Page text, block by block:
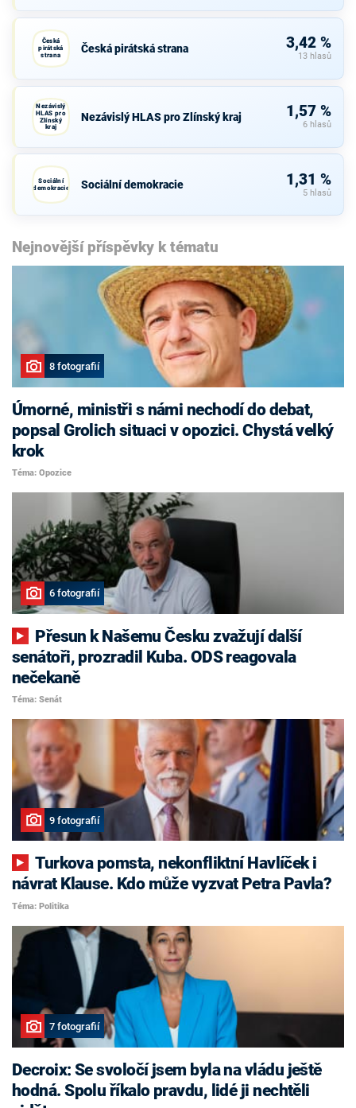
Česká
pirátská
strana
Česká pirátská strana 3,42 %
13 hlasů
Nezávislý
HLAS pro
Zlínský
kraj
Nezávislý HLAS pro Zlínský kraj 1,57 %
6 hlasů
Sociální
demokracie
Sociální demokracie 1,31 %
5 hlasů
Nejnovější příspěvky k tématu
8 fotografií
Úmorné, ministři s námi nechodí do debat,
popsal Grolich situaci v opozici. Chystá velký
krok
Téma: Opozice
6 fotografií
senátoři, prozradil Kuba. ODS reagovala
nečekaně
Téma: Senát
9 fotografií
Turkova pomsta, nekonfliktní Havlíček i
návrat Klause. Kdo může vyzvat Petra Pavla?
Téma: Politika
7 fotografií
Decroix: Se svoločí jsem byla na vládu ještě
hodná. Spolu říkalo pravdu, lidé ji nechtěli